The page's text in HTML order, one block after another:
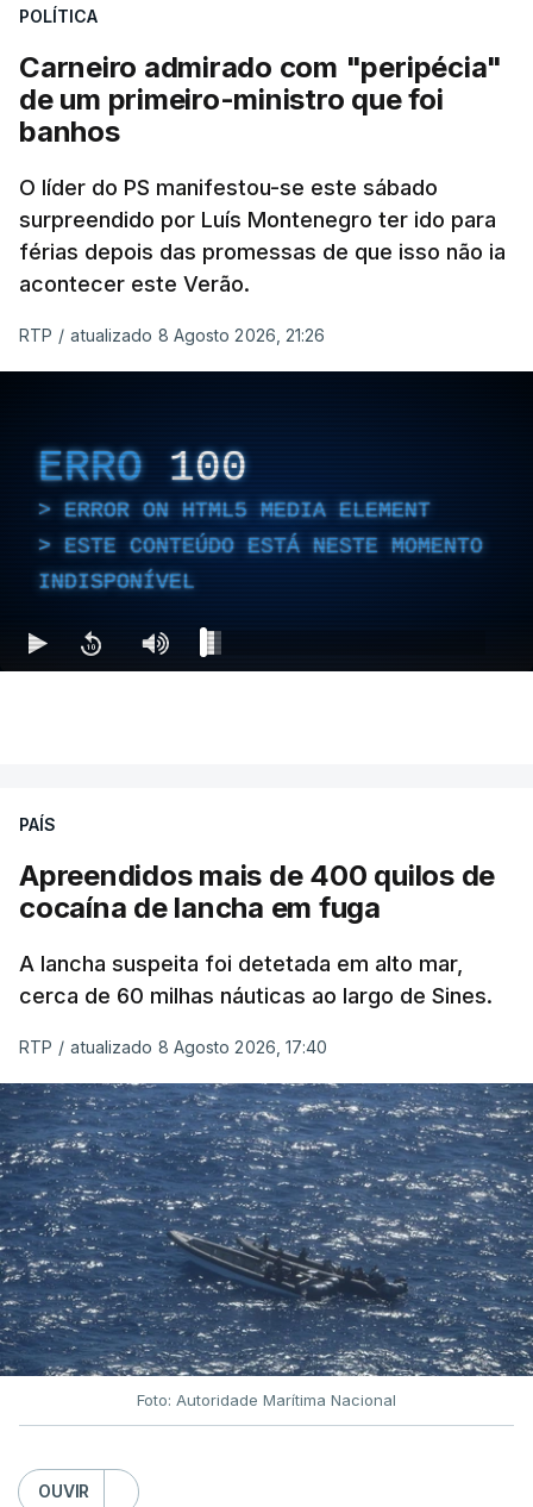
POLÍTICA
Carneiro admirado com "peripécia"
de um primeiro-ministro que foi
banhos
O líder do PS manifestou-se este sábado
surpreendido por Luís Montenegro ter ido para
férias depois das promessas de que isso não ia
acontecer este Verão.
RTP / atualizado 8 Agosto 2026, 21:26
ERRO 100
ERROR ON HTML5 MEDIA ELEMENT
ESTE CONTEÚDO ESTÁ NESTE MOMENTO
INDISPONÍVEL
PAÍS
Apreendidos mais de 400 quilos de
cocaína de lancha em fuga
A lancha suspeita foi detetada em alto mar,
cerca de 60 milhas náuticas ao largo de Sines.
RTP / atualizado 8 Agosto 2026, 17:40
Foto: Autoridade Marítima Nacional
OUVIR